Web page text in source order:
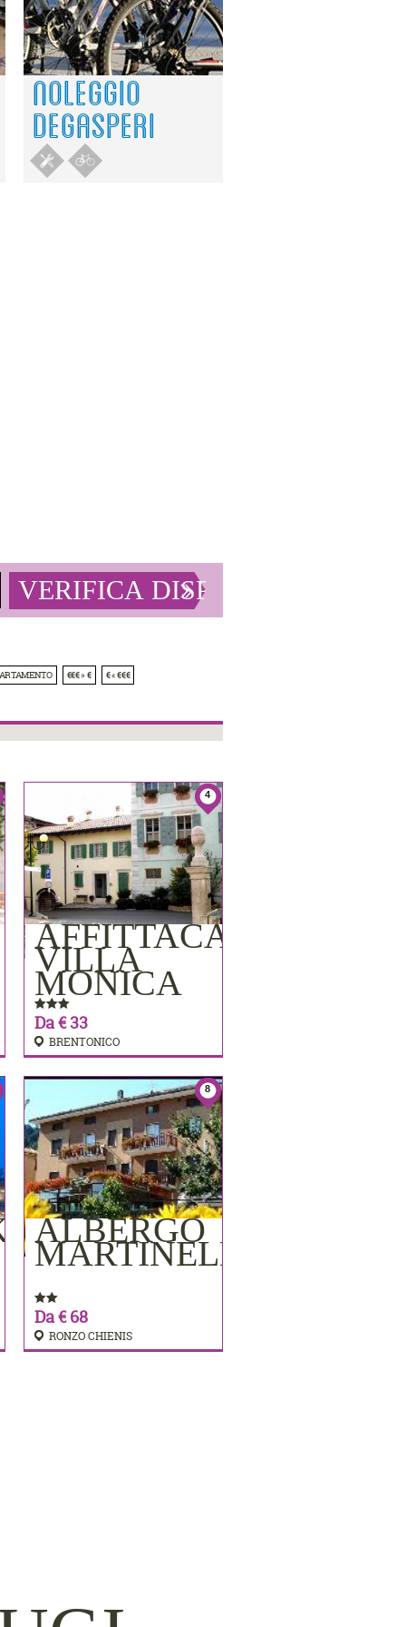
NOLEGGIO
DEGASPERI
€€€ » € € « €€€
4
AFFITTACAMERE
VILLA
MONICA
Da € 33
BRENTONICO
PRENOTA
8
ALBERGO
MARTINELLI
Da € 68
RONZO CHIENIS
PRENOTA